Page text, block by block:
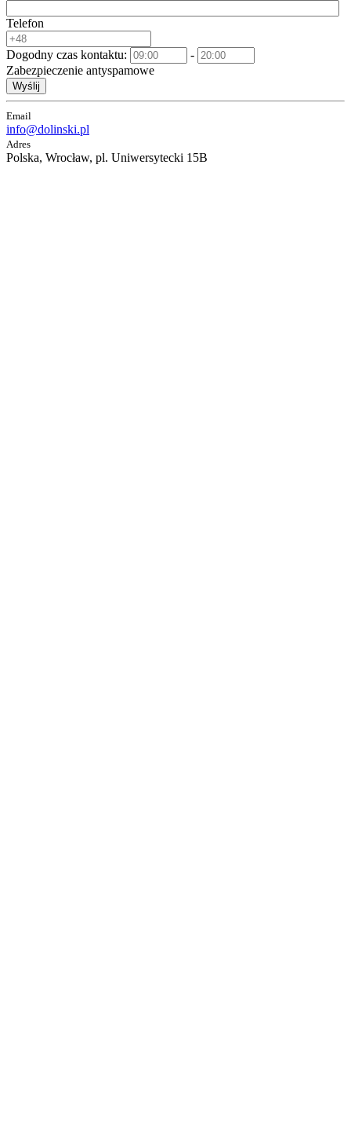
Telefon
Dogodny czas kontaktu:
-
Zabezpieczenie antyspamowe
Wyślij
Email
info@dolinski.pl
Adres
Polska, Wrocław, pl. Uniwersytecki 15B